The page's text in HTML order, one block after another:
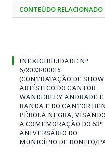
CONTEÚDO RELACIONADO
INEXIGIBILIDADE Nº
6/2023-00015
(CONTRATAÇÃO DE SHOW
ARTÍSTICO DO CANTOR
WANDERLEY ANDRADE E
BANDA E DO CANTOR
PÉROLA NEGRA, VISANDO
A COMEMORAÇÃO DO 63º
ANIVERSÁRIO DO
MUNICÍPIO DE BONITO/